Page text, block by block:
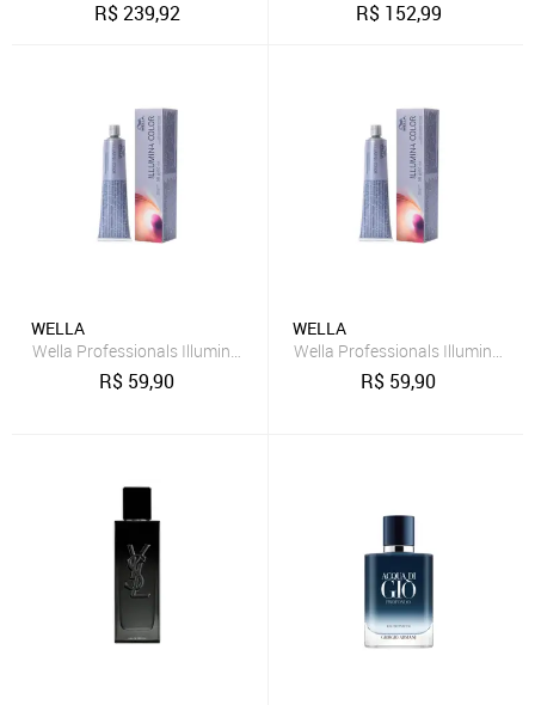
R$239,92 R$ 152,99
WELLA
Wella Professionals Illumina Color 5.81 Castanho Claro Perola
R$ 59,90
WELLA
Wella Professionals Illumina
R$ 59,90